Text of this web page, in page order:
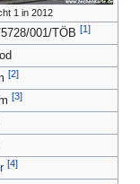
1 in 2012
001/TÖB[1]
[2]
[3]
[4]